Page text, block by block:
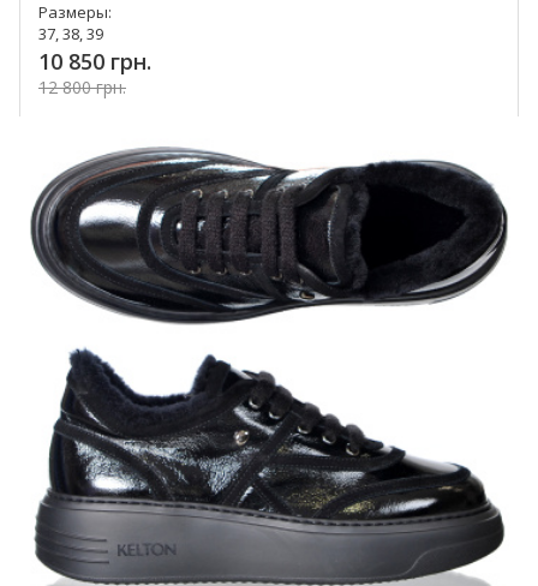
Размеры:
37, 38, 39
10 850 грн.
12 800 грн.